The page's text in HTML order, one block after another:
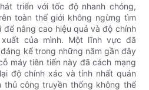
triển với tốc độ nhanh chóng,
toàn thế giới không ngừng tìm
nâng cao hiệu quả và độ chính
của mình. Một lĩnh vực đã
kể trong những năm gần đây
máy tiên tiến này đã cách mạng
độ chính xác và tính nhất quán
thủ công truyền thống không thể